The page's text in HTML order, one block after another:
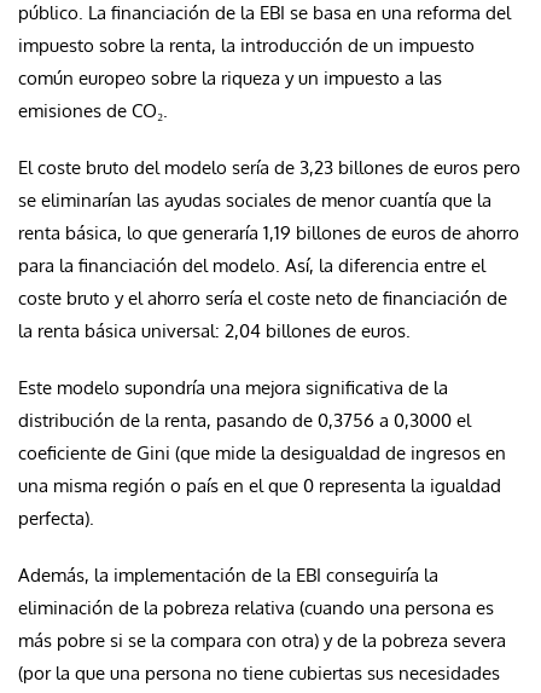
público. La financiación de la EBI se basa en una reforma del
impuesto sobre la renta, la introducción de un impuesto
común europeo sobre la riqueza y un impuesto a las
emisiones de CO₂.
El coste bruto del modelo sería de 3,23 billones de euros pero
se eliminarían las ayudas sociales de menor cuantía que la
renta básica, lo que generaría 1,19 billones de euros de ahorro
para la financiación del modelo. Así, la diferencia entre el
coste bruto y el ahorro sería el coste neto de financiación de
la renta básica universal: 2,04 billones de euros.
Este modelo supondría una mejora significativa de la
distribución de la renta, pasando de 0,3756 a 0,3000 el
coeficiente de Gini (que mide la desigualdad de ingresos en
una misma región o país en el que 0 representa la igualdad
perfecta).
Además, la implementación de la EBI conseguiría la
eliminación de la pobreza relativa (cuando una persona es
más pobre si se la compara con otra) y de la pobreza severa
(por la que una persona no tiene cubiertas sus necesidades